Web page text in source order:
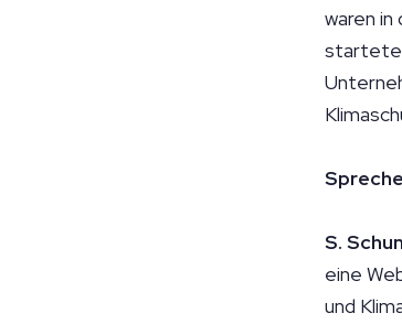
waren
startete.
S.
eine
und